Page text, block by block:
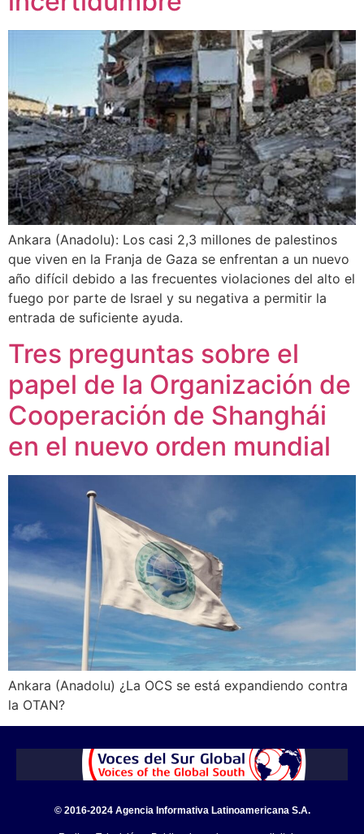
Ankara (Anadolu): Los casi 2,3 millones de palestinos
que viven en la Franja de Gaza se enfrentan a un nuevo
año difícil debido a las frecuentes violaciones del alto el
fuego por parte de Israel y su negativa a permitir la
entrada de suficiente ayuda.
Tres preguntas sobre el
papel de la Organización de
Cooperación de Shanghái
en el nuevo orden mundial
Ankara (Anadolu) ¿La OCS se está expandiendo contra
la OTAN?
© 2016-2024 Agencia Informativa Latinoamericana S.A.